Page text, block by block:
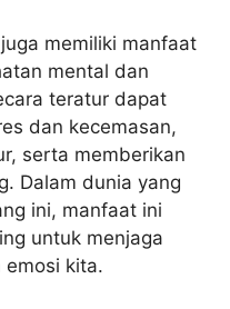
memiliki manfaat
mental dan
teratur dapat
dan kecemasan,
serta memberikan
Dalam dunia yang
ini, manfaat ini
untuk menjaga
emosi kita.